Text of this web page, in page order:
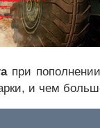
при
и чем